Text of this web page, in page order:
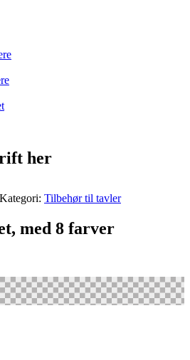
her
Kategori: Tilbehør til tavler
med 8 farver